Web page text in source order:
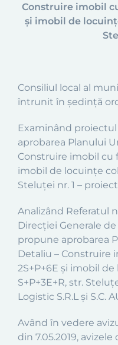
Construire imobil
şi imobil de
Consiliul local al
întrunit în şedinţă
Examinând
aprobarea Planului
Construire imobil cu
imobil de locuinţe
Steluţei nr. 1 –
Analizând Referatul
Direcţiei Generale
propune aprobarea
Detaliu –
2S+P+6E şi imobil
S+P+3E+R, str.
Logistic S.R.L şi S.C.
Având în vedere
din 7.05.2019,